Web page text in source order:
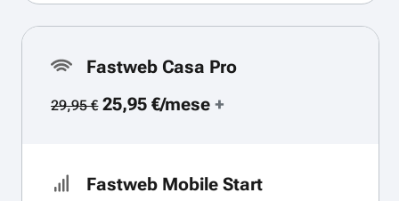
Fastweb Casa Pro
29,95 €25,95 €/mese+
Fastweb Mobile Start